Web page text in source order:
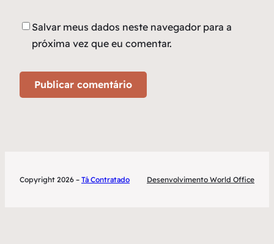
Salvar meus dados neste navegador para a
próxima vez que eu comentar.
Copyright 2026 – Tá Contratado Desenvolvimento World Office